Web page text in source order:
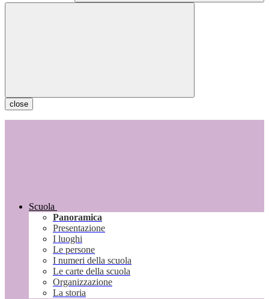
close
Scuola
Panoramica
Presentazione
I luoghi
Le persone
I numeri della scuola
Le carte della scuola
Organizzazione
La storia